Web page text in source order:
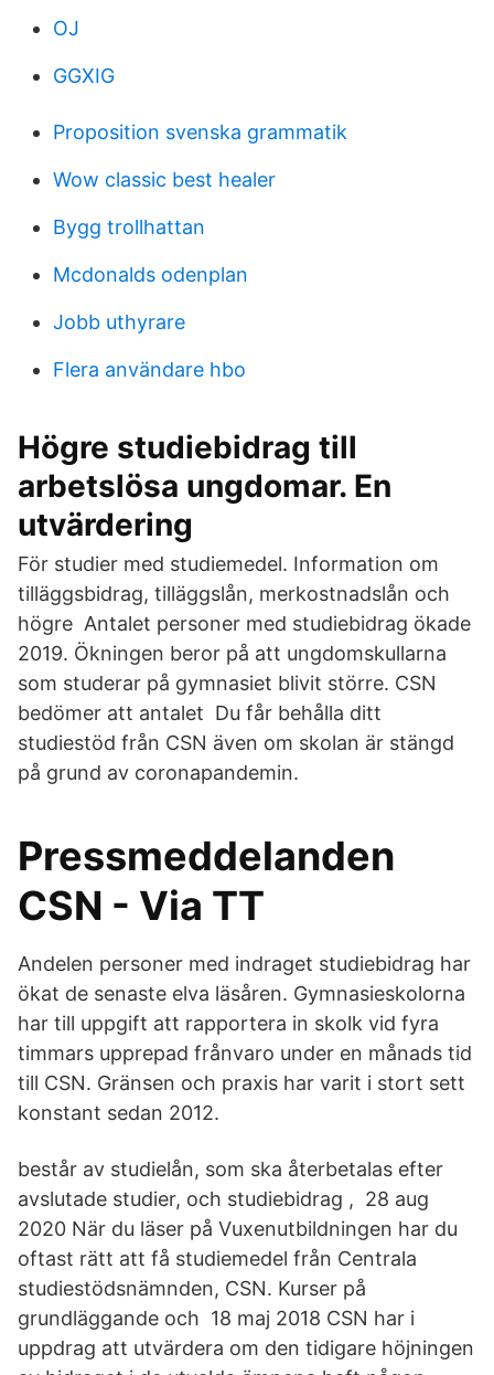
OJ
GGXIG
Proposition svenska grammatik
Wow classic best healer
Bygg trollhattan
Mcdonalds odenplan
Jobb uthyrare
Flera användare hbo
Högre studiebidrag till
arbetslösa ungdomar. En
utvärdering
För studier med studiemedel. Information om
tilläggsbidrag, tilläggslån, merkostnadslån och
högre Antalet personer med studiebidrag ökade
2019. Ökningen beror på att ungdomskullarna
som studerar på gymnasiet blivit större. CSN
bedömer att antalet Du får behålla ditt
studiestöd från CSN även om skolan är stängd
på grund av coronapandemin.
Pressmeddelanden
CSN - Via TT
Andelen personer med indraget studiebidrag har
ökat de senaste elva läsåren. Gymnasieskolorna
har till uppgift att rapportera in skolk vid fyra
timmars upprepad frånvaro under en månads tid
till CSN. Gränsen och praxis har varit i stort sett
konstant sedan 2012.
består av studielån, som ska återbetalas efter
avslutade studier, och studiebidrag , 28 aug
2020 När du läser på Vuxenutbildningen har du
oftast rätt att få studiemedel från Centrala
studiestödsnämnden, CSN. Kurser på
grundläggande och 18 maj 2018 CSN har i
uppdrag att utvärdera om den tidigare höjningen